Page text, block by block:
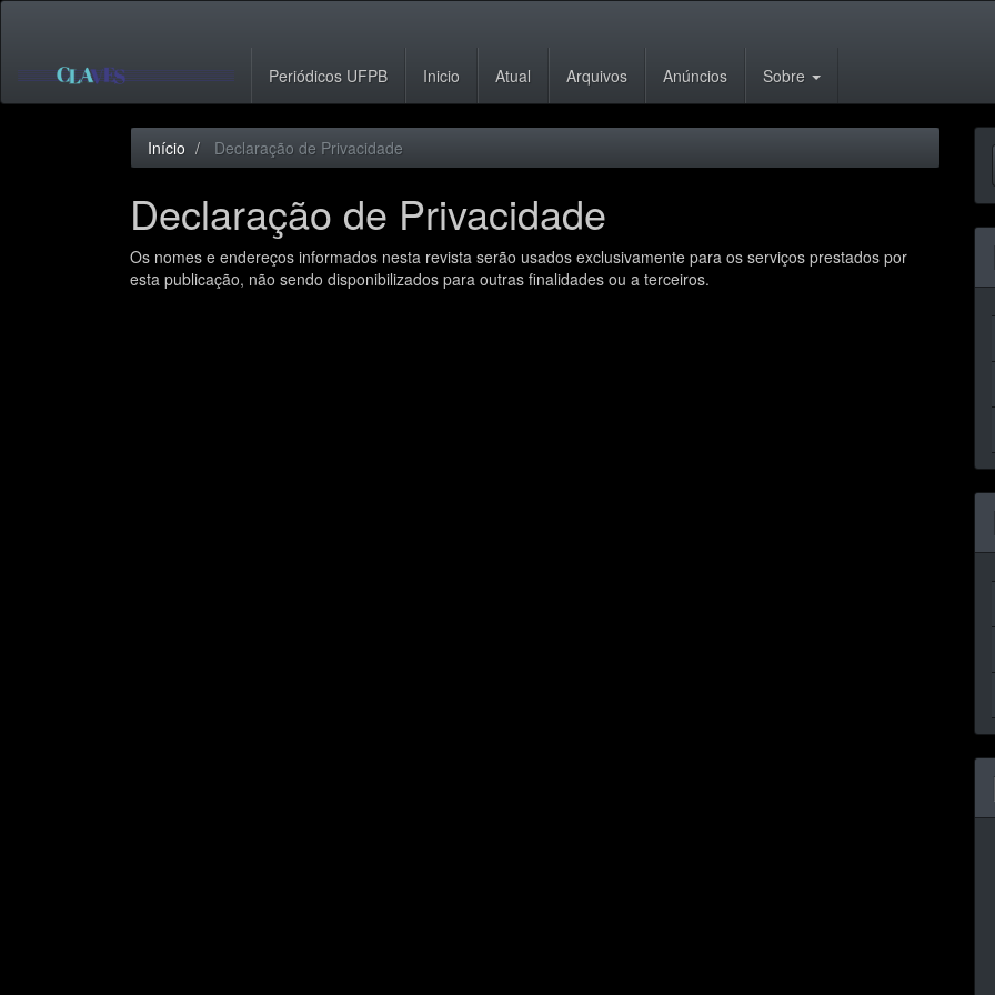
principal
Barra
Periódicos UFPB Inicio Atual Arquivos Anúncios Sobre
Início Declaração de Privacidade
Declaração de Privacidade
Os nomes e endereços informados nesta revista serão usados exclusivamente para os serviços prestados por
esta publicação, não sendo disponibilizados para outras finalidades ou a terceiros.